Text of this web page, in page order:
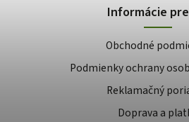
Informácie
Obchodné
Podmienky ochrany
Reklamačný
Doprava a